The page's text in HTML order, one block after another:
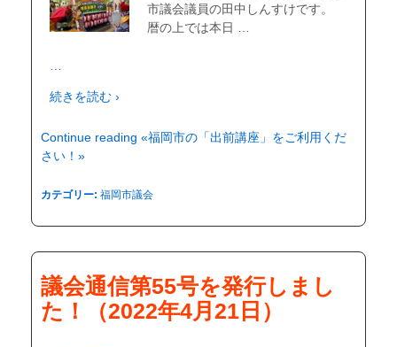
市議会議員の田中しんすけです。
暦の上では本日 …
続きを読む ›
Continue reading «福岡市の「出前講座」をご利用くだ
さい！»
カテゴリー: 福岡市議会
議会通信第55号を発行しまし
た！（2022年4月21日）